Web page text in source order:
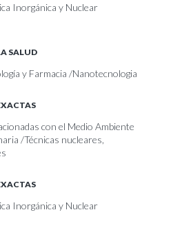
Inorgánica y Nuclear
SALUD
y Farmacia /Nanotecnologia
con el Medio Ambiente
/Técnicas nucleares,
Inorgánica y Nuclear